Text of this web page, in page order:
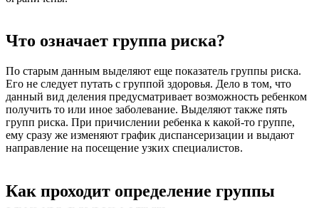
Что означает группа риска?
По старым данным выделяют еще показатель группы риска.
Его не следует путать с группой здоровья. Дело в том, что
данный вид деления предусматривает возможность ребенком
получить то или иное заболевание. Выделяют также пять
групп риска. При причислении ребенка к какой-то группе,
ему сразу же изменяют график диспансеризации и выдают
направление на посещение узких специалистов.
Как проходит определение группы